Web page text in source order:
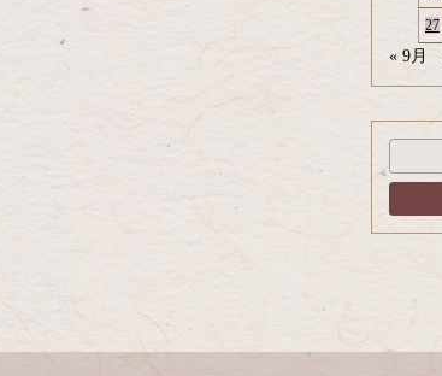
27
« 9月